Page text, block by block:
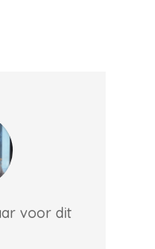
voor dit